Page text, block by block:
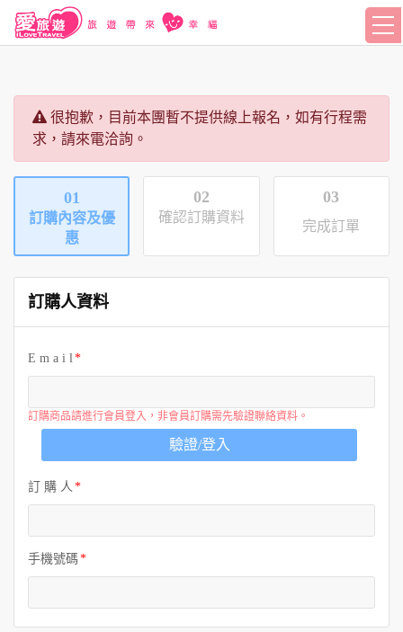
很抱歉，目前本團暫不提供線上報名，如有行程需
求，請來電洽詢。
01
訂購內容及優
惠
02
確認訂購資料
03
完成訂單
訂購人資料
E m a i l
訂購商品請進行會員登入，非會員訂購需先驗證聯絡資料。
驗證/登入
訂 購 人
手機號碼